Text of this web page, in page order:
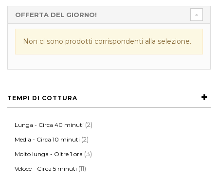
OFFERTA DEL GIORNO!
Non ci sono prodotti corrispondenti alla selezione.
TEMPI DI COTTURA
Lunga - Circa 40 minuti (2)
Media - Circa 10 minuti (2)
Molto lunga - Oltre 1 ora (3)
Veloce - Circa 5 minuti (11)